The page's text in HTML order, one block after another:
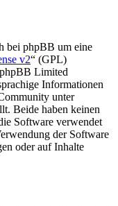
bei phpBB um eine
v2“ (GPL)
Limited
Informationen
unter
Beide haben keinen
Software verwendet
der Software
oder auf Inhalte